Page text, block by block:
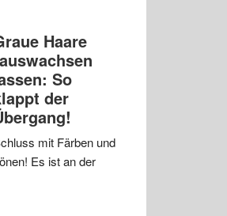
Haare
So
der
mit Färben und
Es ist an der